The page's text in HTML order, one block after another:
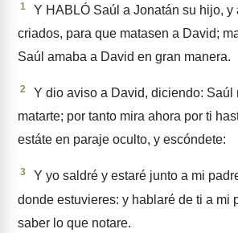
1
Y HABLÓ Saúl a Jonatán su hijo, y
criados, para que matasen a David;
Saúl amaba a David en gran manera.
2
Y dio aviso a David, diciendo: Saúl
matarte; por tanto mira ahora por ti
estáte en paraje oculto, y escóndete:
3
Y yo saldré y estaré junto a mi
donde estu­vieres: y hablaré de ti a mi
saber lo que notare.